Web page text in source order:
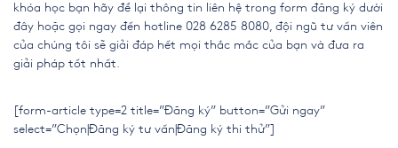
khóa học bạn hãy để lại thông tin liên hệ trong form đăng ký dưới
đây hoặc gọi ngay đến hotline 028 6285 8080, đội ngũ tư vấn viên
của chúng tôi sẽ giải đáp hết mọi thắc mắc của bạn và đưa ra
giải pháp tốt nhất.
[form-article type=2 title=”Đăng ký” button=”Gửi ngay”
select=”Chọn|Đăng ký tư vấn|Đăng ký thi thử”]